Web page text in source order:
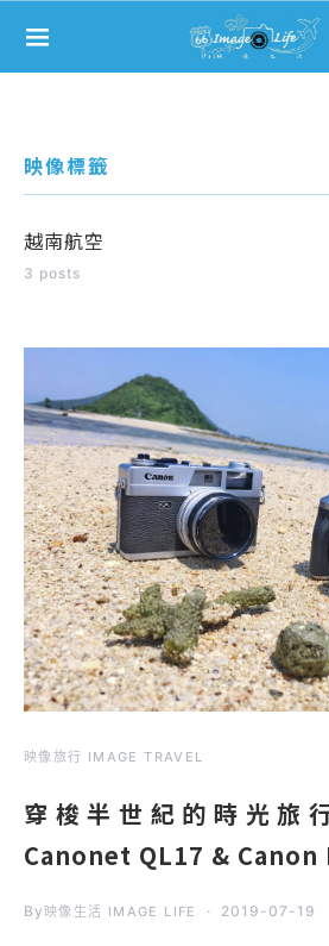
Search for:
映像標籤
越南航空
3 posts
映像旅行 IMAGE TRAVEL
穿梭半世紀的時光旅
Canonet QL17 & Canon
By 映像生活 IMAGE LIFE 2019-07-19